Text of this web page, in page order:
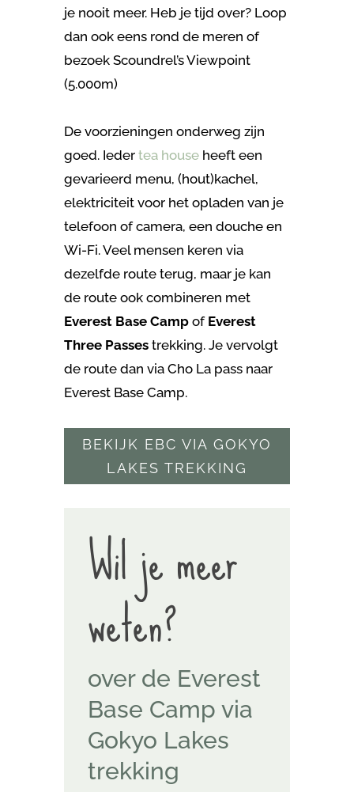
je nooit meer. Heb je tijd over? Loop
dan ook eens rond de meren of
bezoek Scoundrel’s Viewpoint
(5.000m)
De voorzieningen onderweg zijn
goed. Ieder tea househeeft een
gevarieerd menu, (hout)kachel,
elektriciteit voor het opladen van je
telefoon of camera, een douche en
Wi-Fi. Veel mensen keren via
dezelfde route terug, maar je kan
de route ook combineren met
Everest Base Campof Everest
Three Passestrekking. Je vervolgt
de route dan via Cho La pass naar
Everest Base Camp.
BEKIJK EBC VIA GOKYO
LAKES TREKKING
Wil je meer
weten?
over de Everest
Base Camp via
Gokyo Lakes
trekking